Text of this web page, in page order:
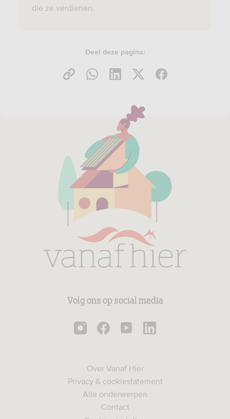
die ze verdienen.
Deel deze pagina:
Volg ons op social media
Over Vanaf Hier
Privacy & cookiestatement
Alle onderwerpen
Contact